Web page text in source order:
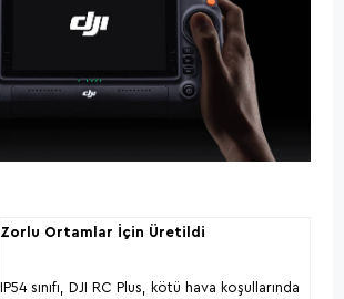
Zorlu Ortamlar İçin Üretildi
IP54 sınıfı, DJI RC Plus, kötü hava koşullarında